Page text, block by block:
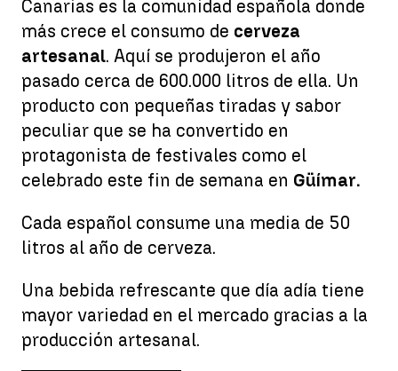
Canarias es la comunidad española donde
más crece el consumo de cerveza
artesanal. Aquí se produjeron el año
pasado cerca de 600.000 litros de ella. Un
producto con pequeñas tiradas y sabor
peculiar que se ha convertido en
protagonista de festivales como el
celebrado este fin de semana en Güímar.
Cada español consume una media de 50
litros al año de cerveza.
Una bebida refrescante que día adía tiene
mayor variedad en el mercado gracias a la
producción artesanal.